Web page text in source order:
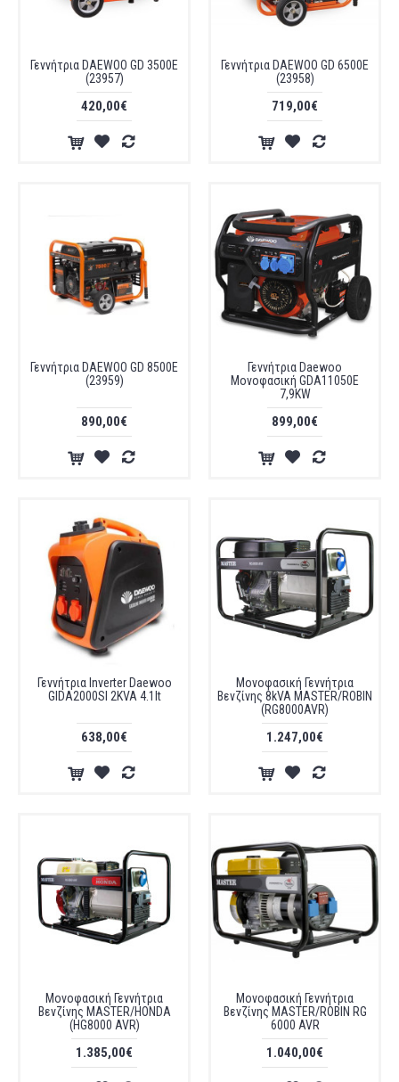
Γεννήτρια DAEWOO GD 3500E
(23957)
420,00€
Γεννήτρια DAEWOO GD 6500E
(23958)
719,00€
Γεννήτρια DAEWOO GD 8500E
(23959)
890,00€
Γεννήτρια Daewoo
Μονοφασική GDA11050E
7,9KW
899,00€
Γεννήτρια Inverter Daewoo
GIDA2000SI 2KVA 4.1lt
638,00€
Μονοφασική Γεννήτρια
Βενζίνης 8kVA MASTER/ROBIN
(RG8000AVR)
1.247,00€
Μονοφασική Γεννήτρια
Βενζίνης MASTER/HONDA
(HG8000 AVR)
1.385,00€
Μονοφασική Γεννήτρια
Βενζίνης MASTER/ROBIN RG
6000 AVR
1.040,00€